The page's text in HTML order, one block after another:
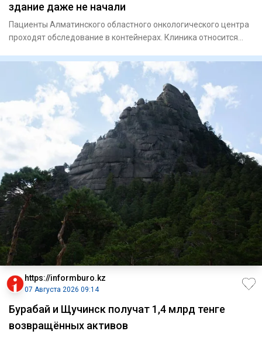
здание даже не начали
Пациенты Алматинского областного онкологического центра
проходят обследование в контейнерах. Клиника относится
https://informburo.kz
07 Августа 2026 09:14
Бурабай и Щучинск получат 1,4 млрд тенге
возвращённых активов